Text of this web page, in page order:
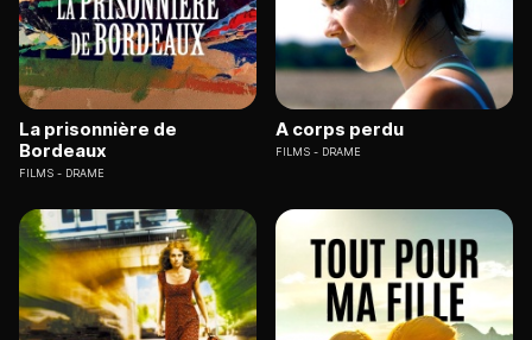
La prisonnière de
Bordeaux
FILMS DRAME
A corps perdu
FILMS DRAME